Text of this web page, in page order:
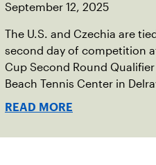
September 12, 2025
The U.S. and Czechia are
second day of competition
Cup Second Round
Beach Tennis Center in
READ MORE